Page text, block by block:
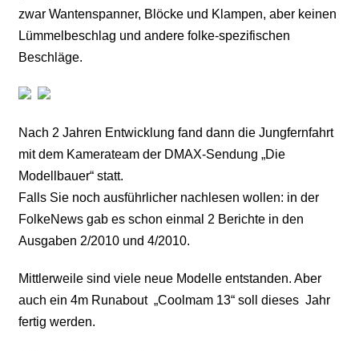
zwar Wantenspanner, Blöcke und Klampen, aber keinen
Lümmelbeschlag und andere folke-spezifischen
Beschläge.
Nach 2 Jahren Entwicklung fand dann die Jungfernfahrt
mit dem Kamerateam der DMAX-Sendung „Die
Modellbauer“ statt.
Falls Sie noch ausführlicher nachlesen wollen: in der
FolkeNews gab es schon einmal 2 Berichte in den
Ausgaben 2/2010 und 4/2010.
Mittlerweile sind viele neue Modelle entstanden. Aber
auch ein 4m Runabout „Coolmam 13“ soll dieses Jahr
fertig werden.